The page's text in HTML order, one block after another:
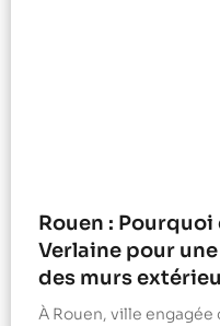
Rouen :
Verlaine pour
des murs
À Rouen, ville